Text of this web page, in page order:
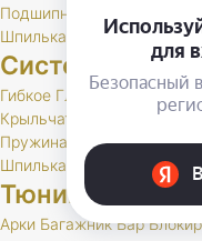
Подшипник
Шпилька
Штуцер
Система
Гибкое Глушитель Клапан
Крыльчатка
Пружина
Резонатор
Шпилька
Тюнинг и доп.
Арки Багажник Бар